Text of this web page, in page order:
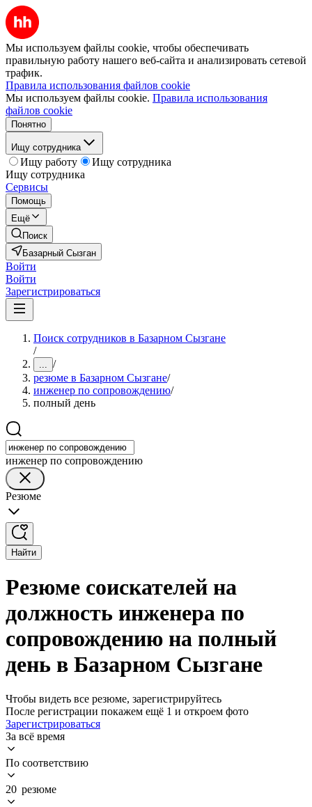
Мы используем файлы cookie, чтобы обеспечивать
правильную работу нашего веб-сайта и анализировать сетевой
трафик.
Правила использования файлов cookie
Мы используем файлы cookie. Правила использования
файлов cookie
Понятно
Ищу сотрудника
Ищу работу
Ищу сотрудника
Ищу сотрудника
Сервисы
Помощь
Ещё
Поиск
Базарный Сызган
Войти
Войти
Зарегистрироваться
Поиск сотрудников в Базарном Сызгане
/
... /
резюме в Базарном Сызгане/
инженер по сопровождению/
полный день
инженер по сопровождению
Резюме
Найти
Резюме соискателей на
должность инженера по
сопровождению на полный
день в Базарном Сызгане
Чтобы видеть все резюме, зарегистрируйтесь
После регистрации покажем ещё 1 и откроем фото
Зарегистрироваться
За всё время
По соответствию
20 резюме